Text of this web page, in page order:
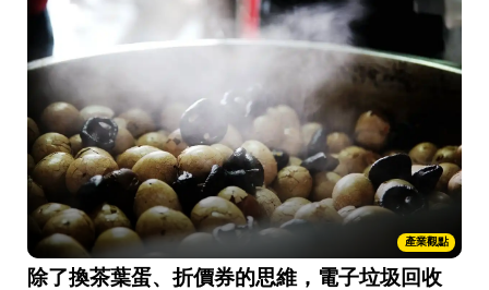
的婚禮，並和賓客分享這場綠色婚禮的核心理念，大獲
好評！ 生活中有很多機會都能發揮綠色影響力，端看你
如何創意的實踐它。
產業觀點
除了換茶葉蛋、折價券的思維，電子垃圾回收